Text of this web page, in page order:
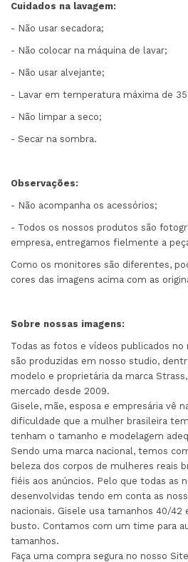
Cuidados na lavagem:
- Não usar secadora;
- Não colocar na máquina de lavar;
- Não usar alvejante;
- Lavar em temperatura máxima de
- Não limpar a seco;
- Secar na sombra.
Observações:
- Não acompanha os acessórios;
- Todos os nossos produtos são
empresa, entregamos fielmente a
Como os monitores são diferentes,
cores das imagens acima com as
Sobre nossas imagens:
Todas as fotos e vídeos publicados
são produzidas em nosso studio,
modelo e proprietária da marca
mercado desde 2009.
Gisele, mãe, esposa e empresária vê
dificuldade que a mulher brasileira
tenham o tamanho e modelagem
Sendo uma marca nacional, temos
beleza dos corpos de mulheres reais
fiéis aos anúncios. Pelo que todas as
desenvolvidas tendo em conta as
nacionais. Gisele usa tamanhos 40/42
busto. Contamos com um time para
tamanhos.
Faça uma compra segura no nosso